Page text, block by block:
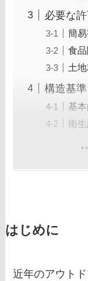
必要な
簡
食
土
構造基
基
衛
はじめに
近年のアウト